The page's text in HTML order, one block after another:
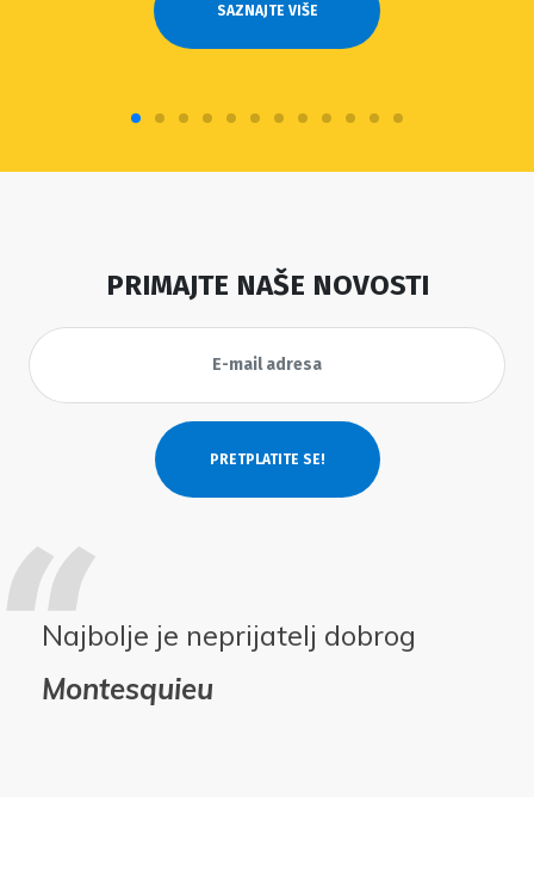
SAZNAJTE VIŠE
PRIMAJTE NAŠE NOVOSTI
Najbolje je neprijatelj dobrog
Montesquieu